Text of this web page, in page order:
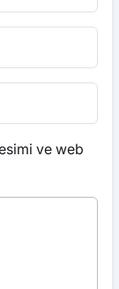
ve web